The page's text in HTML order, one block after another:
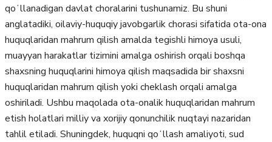
qoʻllanadigan davlat choralarini tushunamiz. Bu shuni
anglatadiki, oilaviy-huquqiy javobgarlik chorasi sifatida ota-ona
huquqlaridan mahrum qilish amalda tegishli himoya usuli,
muayyan harakatlar tizimini amalga oshirish orqali boshqa
shaxsning huquqlarini himoya qilish maqsadida bir shaxsni
huquqlaridan mahrum qilish yoki cheklash orqali amalga
oshiriladi. Ushbu maqolada ota-onalik huquqlaridan mahrum
etish holatlari milliy va xorijiy qonunchilik nuqtayi nazaridan
tahlil etiladi. Shuningdek, huquqni qoʻllash amaliyoti, sud